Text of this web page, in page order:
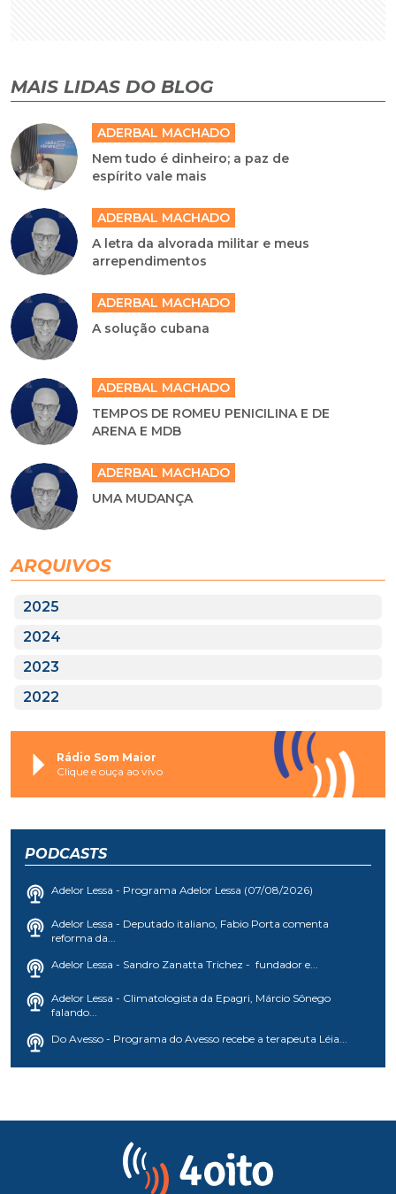
MAIS LIDAS DO BLOG
ADERBAL MACHADO
Nem tudo é dinheiro; a paz de
espírito vale mais
ADERBAL MACHADO
A letra da alvorada militar e meus
arrependimentos
ADERBAL MACHADO
A solução cubana
ADERBAL MACHADO
TEMPOS DE ROMEU PENICILINA E DE
ARENA E MDB
ADERBAL MACHADO
UMA MUDANÇA
ARQUIVOS
2025
2024
2023
2022
Rádio Som Maior
Clique e ouça ao vivo
PODCASTS
Adelor Lessa - Programa Adelor Lessa (07/08/2026)
Adelor Lessa - Deputado italiano, Fabio Porta comenta
reforma da...
Adelor Lessa - Sandro Zanatta Trichez - fundador e...
Adelor Lessa - Climatologista da Epagri, Márcio Sônego
falando...
Do Avesso - Programa do Avesso recebe a terapeuta Léia...